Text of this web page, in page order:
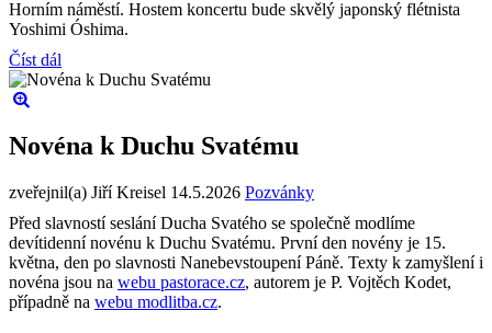
Horním náměstí. Hostem koncertu bude skvělý japonský flétnista
Yoshimi Óshima.
Číst dál
Novéna k Duchu Svatému
zveřejnil(a) Jiří Kreisel 14.5.2026 Pozvánky
Před slavností seslání Ducha Svatého se společně modlíme
devítidenní novénu k Duchu Svatému. První den novény je 15.
května, den po slavnosti Nanebevstoupení Páně. Texty k zamyšlení i
novéna jsou na webu pastorace.cz, autorem je P. Vojtěch Kodet,
případně na webu modlitba.cz.